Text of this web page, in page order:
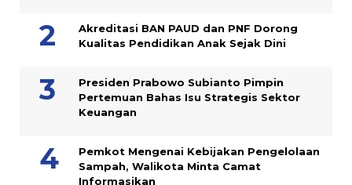
Akreditasi BAN PAUD dan PNF Dorong
Kualitas Pendidikan Anak Sejak Dini
Presiden Prabowo Subianto Pimpin
Pertemuan Bahas Isu Strategis Sektor
Keuangan
Pemkot Mengenai Kebijakan Pengelolaan
Sampah, Walikota Minta Camat
Informasikan